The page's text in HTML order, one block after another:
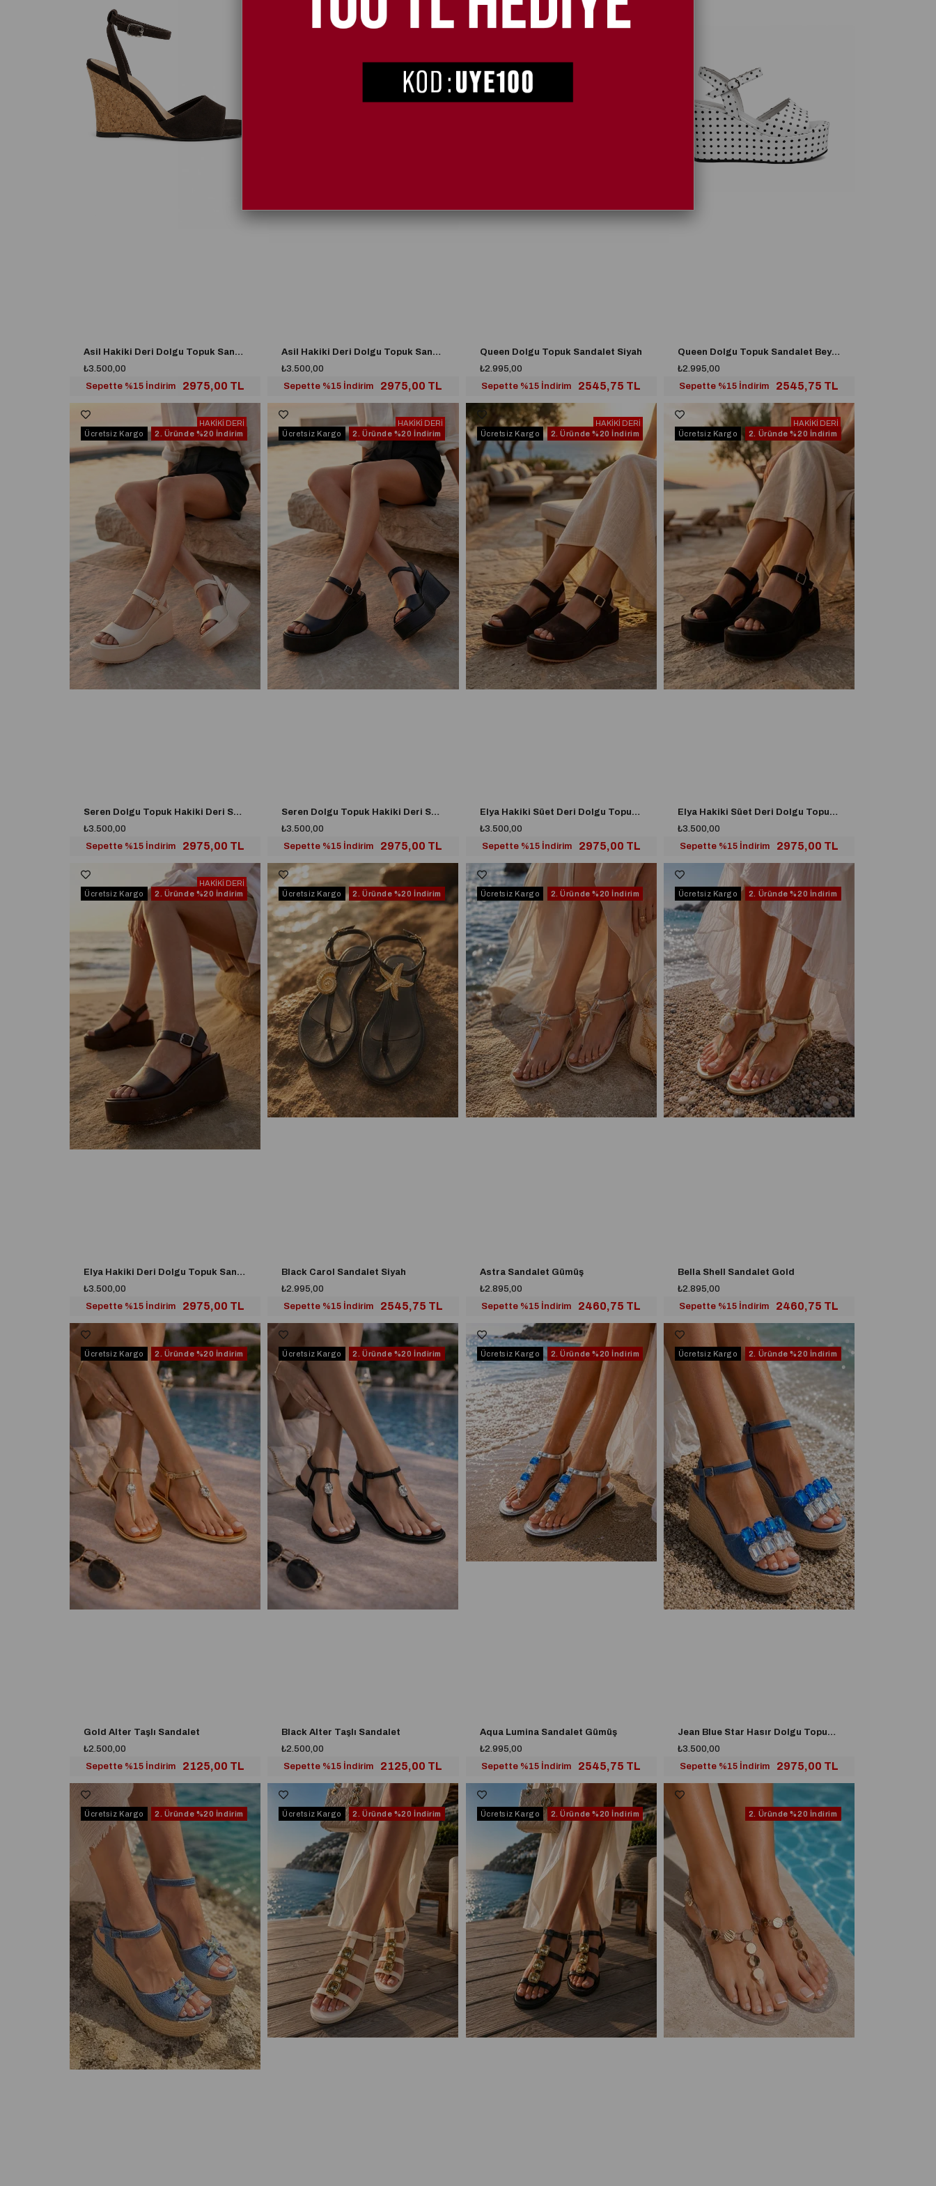
Asil Hakiki Deri Dolgu Topuk Sandalet Siyah
₺3.500,00
Sepette %15 İndirim
2975,00 TL
Asil Hakiki Deri Dolgu Topuk Sandalet Kahverengi
₺3.500,00
Sepette %15 İndirim
2975,00 TL
Queen Dolgu Topuk Sandalet Siyah
₺2.995,00
Sepette %15 İndirim
2545,75 TL
Queen Dolgu Topuk Sandalet Beyaz
₺2.995,00
Sepette %15 İndirim
2545,75 TL
2. Üründe %20 İndirim
Seren Dolgu Topuk Hakiki Deri Sandalet Krem
₺3.500,00
Sepette %15 İndirim
2975,00 TL
Ücretsiz Kargo
HAKİKİ DERİ
2. Üründe %20 İndirim
Seren Dolgu Topuk Hakiki Deri Sandalet Siyah
₺3.500,00
Sepette %15 İndirim
2975,00 TL
Ücretsiz Kargo
HAKİKİ DERİ
2. Üründe%20 İndirim
Elya Hakiki Süet Deri Dolgu Topuk Sandalet Kahverengi
₺3.500,00
Sepette %15 İndirim
2975,00 TL
Ücretsiz Kargo
HAKİKİ DERİ
2. Üründe%20 İndirim
Elya Hakiki Süet Deri Dolgu Topuk Sandalet Siyah
₺3.500,00
Sepette %15 İndirim
2975,00 TL
Ücretsiz Kargo
HAKİKİ DERİ
2. Üründe %20 İndirim
Elya Hakiki Deri Dolgu Topuk Sandalet Kahverengi
₺3.500,00
Sepette %15 İndirim
2975,00 TL
Ücretsiz Kargo
HAKİKİ DERİ
2. Üründe %20 İndirim
Black Carol Sandalet Siyah
₺2.995,00
Sepette %15 İndirim
2545,75 TL
Ücretsiz Kargo 2. Üründe%20 İndirim
Astra Sandalet Gümüş
₺2.895,00
Sepette %15 İndirim
2460,75 TL
Ücretsiz Kargo 2. Üründe%20 İndirim
Bella Shell Sandalet Gold
₺2.895,00
Sepette %15 İndirim
2460,75 TL
Ücretsiz Kargo
2. Üründe %20 İndirim
Gold Alter Taşlı Sandalet
₺2.500,00
Sepette %15 İndirim
2125,00 TL
Ücretsiz Kargo 2. Üründe %20 İndirim
Black Alter Taşlı Sandalet
₺2.500,00
Sepette %15 İndirim
2125,00 TL
Ücretsiz Kargo 2. Üründe%20 İndirim
Aqua Lumina Sandalet Gümüş
₺2.995,00
Sepette %15 İndirim
2545,75 TL
Ücretsiz Kargo 2. Üründe%20 İndirim
Jean Blue Star Hasır Dolgu Topuklu Sandalet Kot
₺3.500,00
Sepette %15 İndirim
2975,00 TL
Ücretsiz Kargo
2. Üründe %20 İndirim
Ücretsiz Kargo 2. Üründe %20 İndirim
Ücretsiz Kargo 2. Üründe%20 İndirim
Ücretsiz Kargo 2. Üründe%20 İndirim